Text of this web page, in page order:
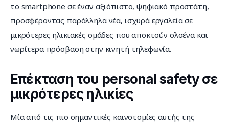
το smartphone σε έναν αξιόπιστο, ψηφιακό προστάτη,
προσφέροντας παράλληλα νέα, ισχυρά εργαλεία σε
μικρότερες ηλικιακές ομάδες που αποκτούν ολοένα και
νωρίτερα πρόσβαση στην κινητή τηλεφωνία.
Επέκταση του personal safety σε
μικρότερες ηλικίες
Μία από τις πιο σημαντικές καινοτομίες αυτής της